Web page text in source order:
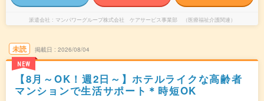
派遣会社 マンパワーグループ株式会社 ケアサービス事業部 （医療福祉介護関連）
未読
NEW
掲載日 2026/08/04
【8月～OK！週2日～】ホテルライクな高齢者
マンションで生活サポート＊時短OK